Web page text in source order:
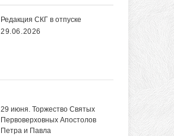
Редакция СКГ в отпуске
29.06.2026
29 июня. Торжество Святых
Первоверховных Апостолов
Петра и Павла